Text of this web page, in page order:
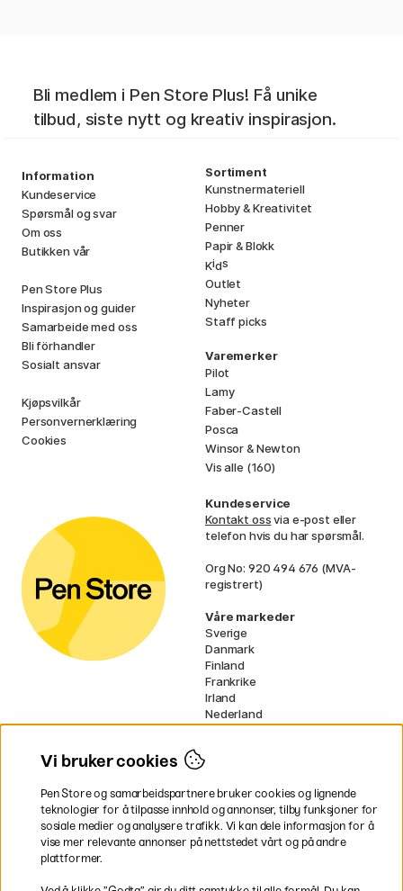
Bli medlem i Pen Store Plus! Få unike
tilbud, siste nytt og kreativ inspirasjon.
Information
Kundeservice
Spørsmål og svar
Om oss
Butikken vår
Pen Store Plus
Inspirasjon og guider
Samarbeide med oss
Bli förhandler
Sosialt ansvar
Kjøpsvilkår
Personvernerklæring
Cookies
Sortiment
Kunstnermateriell
Hobby & Kreativitet
Penner
Papir & Blokk
Kids
Outlet
Nyheter
Staff picks
Varemerker
Pilot
Lamy
Faber-Castell
Posca
Winsor & Newton
Vis alle (160)
Kundeservice
Kontakt ossvia e-post eller
telefon hvis du har spørsmål.
Org No: 920 494 676 (MVA-
registrert)
Våre markeder
Sverige
Danmark
Finland
Frankrike
Irland
Nederland
Tyskland
* Spesifikkefraktvilkårgjelder for
voluminøse varer.
Vi bruker cookies
Pen Store og samarbeidspartnere bruker cookies og lignende
teknologier for å tilpasse innhold og annonser, tilby funksjoner for
sosiale medier og analysere trafikk. Vi kan dele informasjon for å
vise mer relevante annonser på nettstedet vårt og på andre
plattformer.